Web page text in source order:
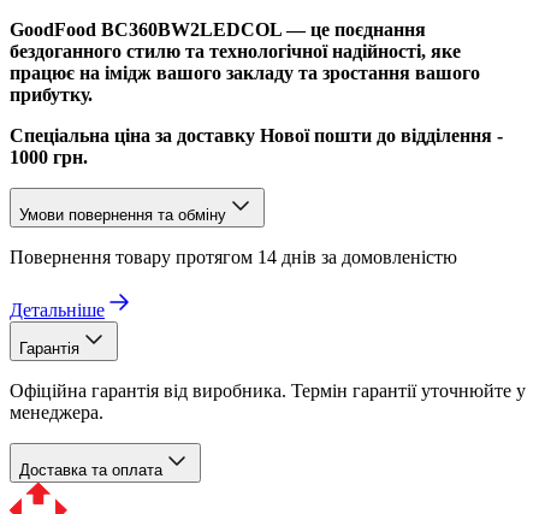
GoodFood BC360BW2LEDCOL — це поєднання
бездоганного стилю та технологічної надійності, яке
працює на імідж вашого закладу та зростання вашого
прибутку.
Спеціальна ціна за доставку Нової пошти до відділення -
1000 грн.
Умови повернення та обміну
Повернення товару протягом 14 днів за домовленістю
Детальніше
Гарантія
Офіційна гарантія від виробника. Термін гарантії уточнюйте у
менеджера.
Доставка та оплата